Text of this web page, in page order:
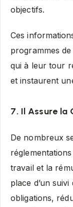
objectifs.
Ces
programmes
qui à leur tour
et instaurent
7. Il Assure
De nombreux
travail et la
place d’un
obligations,